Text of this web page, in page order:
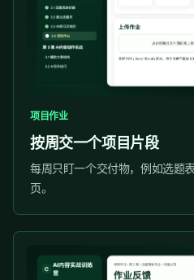
项目作业
按周交一个项目片段
每周只盯一个交付物，例如选题
页。